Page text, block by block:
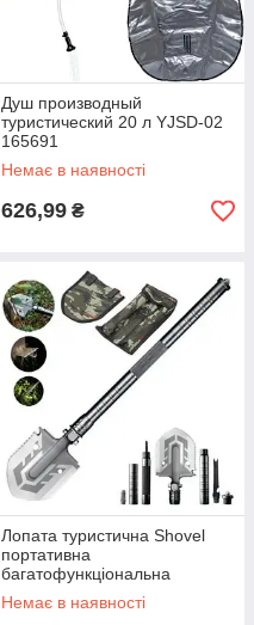
Душ производный
туристический 20 л YJSD-02
165691
Немає в наявності
626,99 ₴
Лопата туристична Shovel
портативна
багатофункціональна
складана з чохлом 4в1
(51906/101) 28325
Немає в наявності